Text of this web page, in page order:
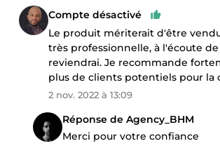
Compte désactivé
Le produit mériterait d'être
très professionnelle, à l'écoute
reviendrai. Je recommande
plus de clients potentiels pour la
2 nov. 2022 à 13:09
Réponse de Agency_BHM
Merci pour votre confiance